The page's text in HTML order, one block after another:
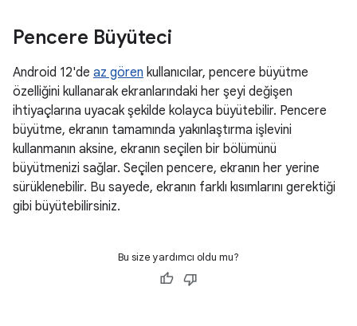
Pencere Büyüteci
Android 12'de az gören kullanıcılar, pencere büyütme
özelliğini kullanarak ekranlarındaki her şeyi değişen
ihtiyaçlarına uyacak şekilde kolayca büyütebilir. Pencere
büyütme, ekranın tamamında yakınlaştırma işlevini
kullanmanın aksine, ekranın seçilen bir bölümünü
büyütmenizi sağlar. Seçilen pencere, ekranın her yerine
sürüklenebilir. Bu sayede, ekranın farklı kısımlarını gerektiği
gibi büyütebilirsiniz.
Bu size yardımcı oldu mu?